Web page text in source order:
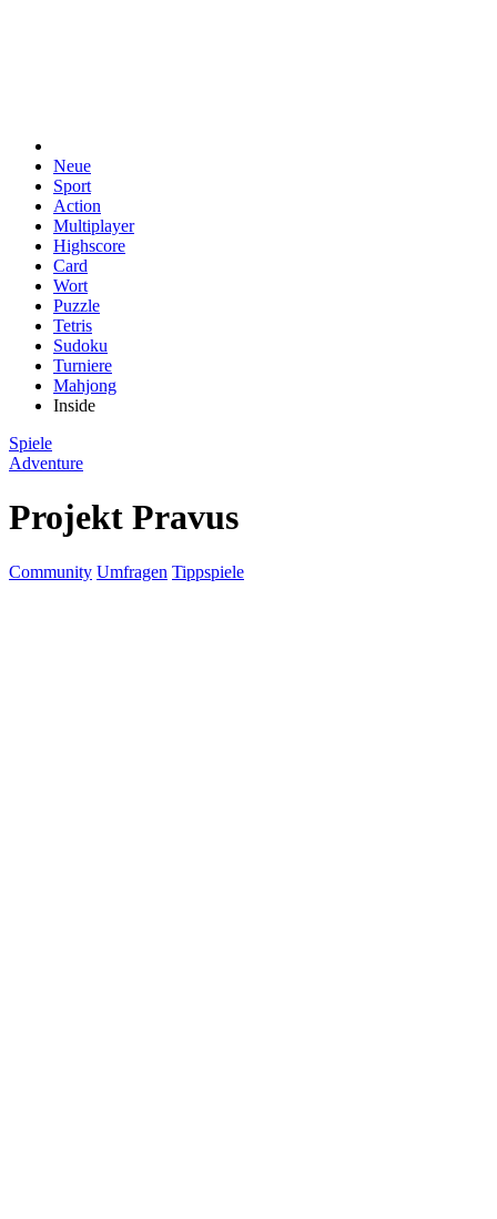
Neue
Sport
Action
Multiplayer
Highscore
Card
Wort
Puzzle
Tetris
Sudoku
Turniere
Mahjong
Inside
Spiele
Adventure
Projekt Pravus
Community Umfragen Tippspiele